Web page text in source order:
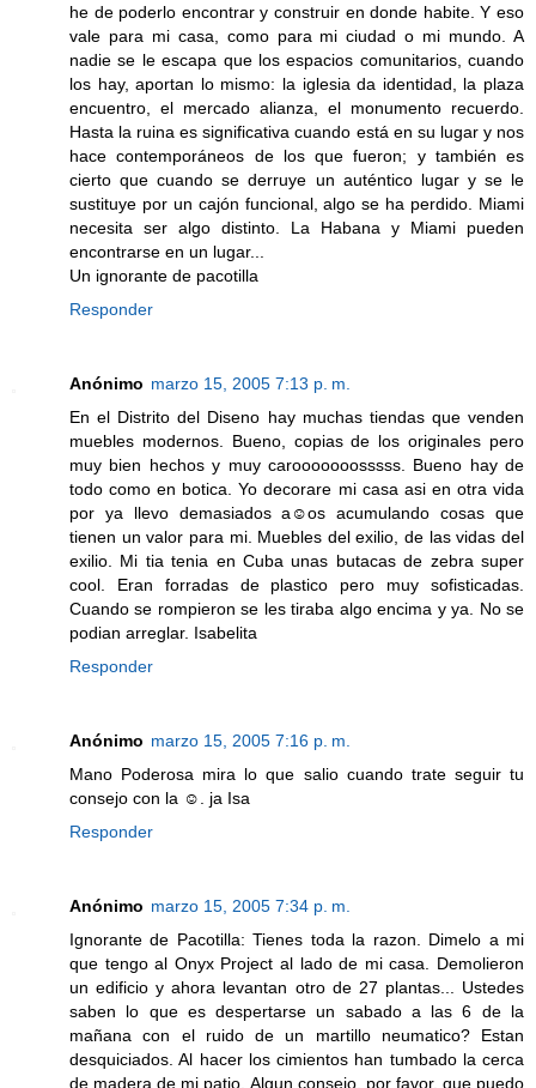
he de poderlo encontrar y construir en donde habite. Y eso
vale para mi casa, como para mi ciudad o mi mundo. A
nadie se le escapa que los espacios comunitarios, cuando
los hay, aportan lo mismo: la iglesia da identidad, la plaza
encuentro, el mercado alianza, el monumento recuerdo.
Hasta la ruina es significativa cuando está en su lugar y nos
hace contemporáneos de los que fueron; y también es
cierto que cuando se derruye un auténtico lugar y se le
sustituye por un cajón funcional, algo se ha perdido. Miami
necesita ser algo distinto. La Habana y Miami pueden
encontrarse en un lugar...
Un ignorante de pacotilla
Responder
Anónimo marzo 15, 2005 7:13 p. m.
En el Distrito del Diseno hay muchas tiendas que venden
muebles modernos. Bueno, copias de los originales pero
muy bien hechos y muy carooooooosssss. Bueno hay de
todo como en botica. Yo decorare mi casa asi en otra vida
por ya llevo demasiados a☺os acumulando cosas que
tienen un valor para mi. Muebles del exilio, de las vidas del
exilio. Mi tia tenia en Cuba unas butacas de zebra super
cool. Eran forradas de plastico pero muy sofisticadas.
Cuando se rompieron se les tiraba algo encima y ya. No se
podian arreglar. Isabelita
Responder
Anónimo marzo 15, 2005 7:16 p. m.
Mano Poderosa mira lo que salio cuando trate seguir tu
consejo con la ☺. ja Isa
Responder
Anónimo marzo 15, 2005 7:34 p. m.
Ignorante de Pacotilla: Tienes toda la razon. Dimelo a mi
que tengo al Onyx Project al lado de mi casa. Demolieron
un edificio y ahora levantan otro de 27 plantas... Ustedes
saben lo que es despertarse un sabado a las 6 de la
mañana con el ruido de un martillo neumatico? Estan
desquiciados. Al hacer los cimientos han tumbado la cerca
de madera de mi patio. Algun consejo, por favor, que puedo